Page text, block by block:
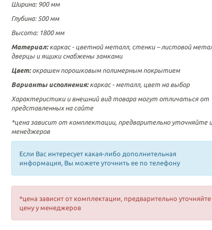
Ширина: 900 мм
Глубина: 500 мм
Высота: 1800 мм
Материал: каркас - цветной металл, стенки – листовой
дверцы и ящики снабжены замками
Цвет:окрашен порошковым полимерным покрытием
Варианты исполнения: каркас - металл, цвет на выбор
Характеристики и внешний вид товара могут отличаться от
представленных на сайте
*цена зависит от комплектации, предварительно уточняйте
менеджеров
Если Вас интересует какая-либо дополнительная
информация, Вы можете уточнить ее по телефону
*цена зависит от комплектации, предварительно уточняйте
цену у менеджеров